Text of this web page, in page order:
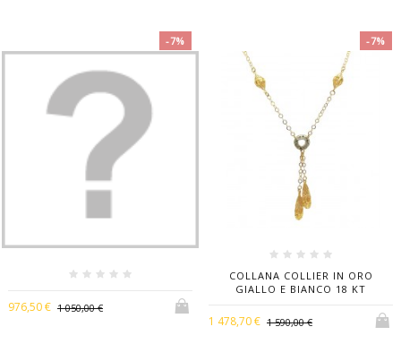
-7%
976,50 € 1 050,00 €
-7%
COLLANA COLLIER IN ORO
GIALLO E BIANCO 18 KT
1 478,70 € 1 590,00 €